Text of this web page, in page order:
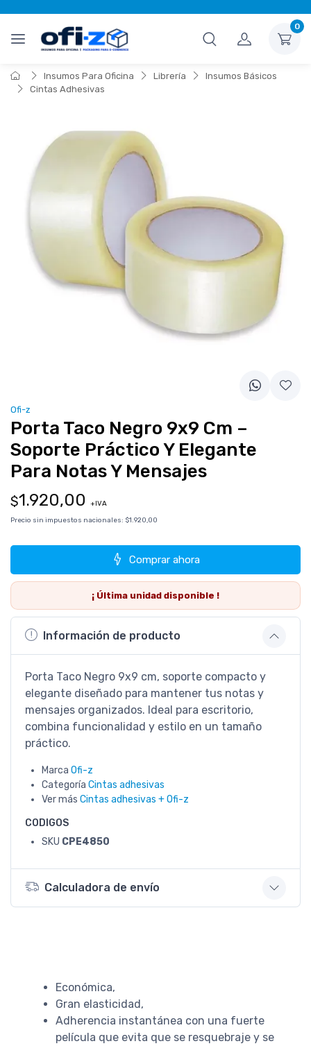
0
Insumos Para Oficina Librería
Insumos Básicos
Cintas Adhesivas
Ofi-z
Porta Taco Negro 9x9 Cm –
Soporte Práctico Y Elegante
Para Notas Y Mensajes
$1.920,00
+IVA
Precio sin impuestos nacionales: $1.920,00
Comprar ahora
¡ Última unidad disponible !
Información de producto
Porta Taco Negro 9x9 cm, soporte compacto y
elegante diseñado para mantener tus notas y
mensajes organizados. Ideal para escritorio,
combina funcionalidad y estilo en un tamaño
práctico.
Marca Ofi-z
Categoría Cintas adhesivas
Ver más Cintas adhesivas + Ofi-z
CODIGOS
SKU CPE4850
Calculadora de envío
Económica,
Gran elasticidad,
Adherencia instantánea con una fuerte
película que evita que se resquebraje y se